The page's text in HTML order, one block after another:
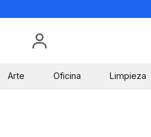
Arte Oficina Limpieza